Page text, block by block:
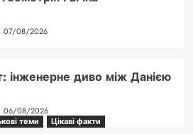
07/08/2026
інженерне диво між Данією
06/08/2026
теми
Цікаві факти